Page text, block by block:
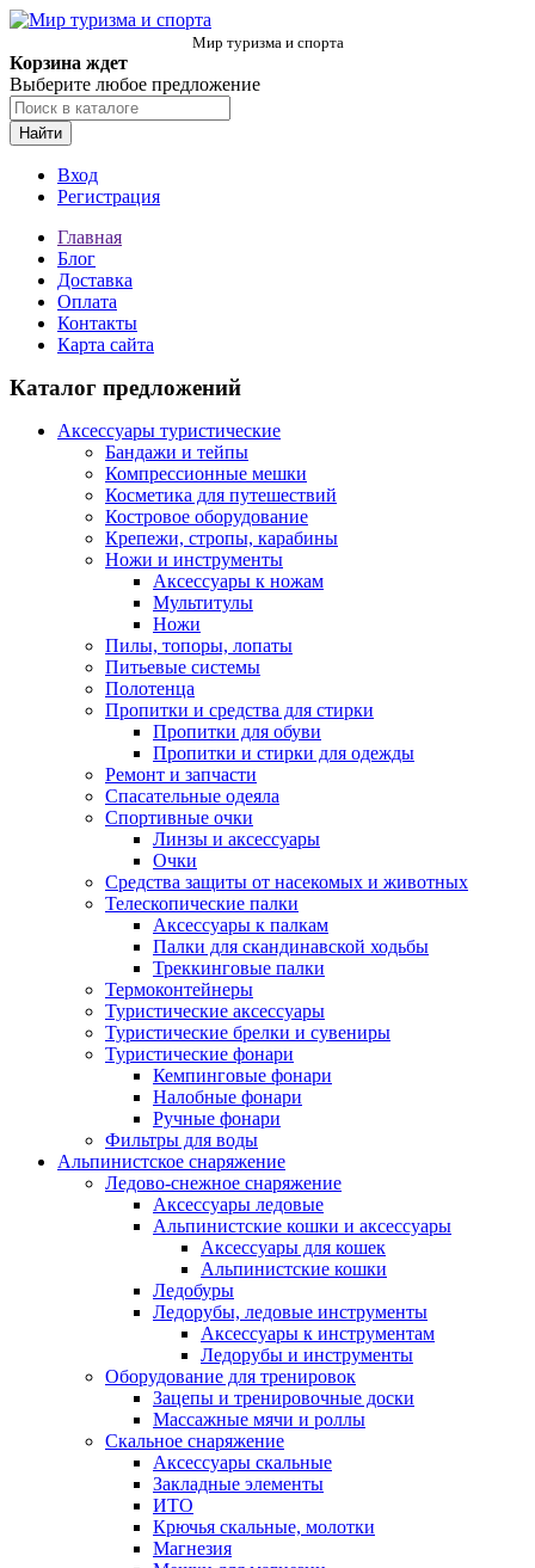
Мир туризма и спорта
Корзина ждет
Выберите любое предложение
Найти
Вход
Регистрация
Главная
Блог
Доставка
Оплата
Контакты
Карта сайта
Каталог предложений
Аксессуары туристические
Бандажи и тейпы
Компрессионные мешки
Косметика для путешествий
Костровое оборудование
Крепежи, стропы, карабины
Ножи и инструменты
Аксессуары к ножам
Мультитулы
Ножи
Пилы, топоры, лопаты
Питьевые системы
Полотенца
Пропитки и средства для стирки
Пропитки для обуви
Пропитки и стирки для одежды
Ремонт и запчасти
Спасательные одеяла
Спортивные очки
Линзы и аксессуары
Очки
Средства защиты от насекомых и животных
Телескопические палки
Аксессуары к палкам
Палки для скандинавской ходьбы
Треккинговые палки
Термоконтейнеры
Туристические аксессуары
Туристические брелки и сувениры
Туристические фонари
Кемпинговые фонари
Налобные фонари
Ручные фонари
Фильтры для воды
Альпинистское снаряжение
Ледово-снежное снаряжение
Аксессуары ледовые
Альпинистские кошки и аксессуары
Аксессуары для кошек
Альпинистские кошки
Ледобуры
Ледорубы, ледовые инструменты
Аксессуары к инструментам
Ледорубы и инструменты
Оборудование для тренировок
Зацепы и тренировочные доски
Массажные мячи и роллы
Скальное снаряжение
Аксессуары скальные
Закладные элементы
ИТО
Крючья скальные, молотки
Магнезия